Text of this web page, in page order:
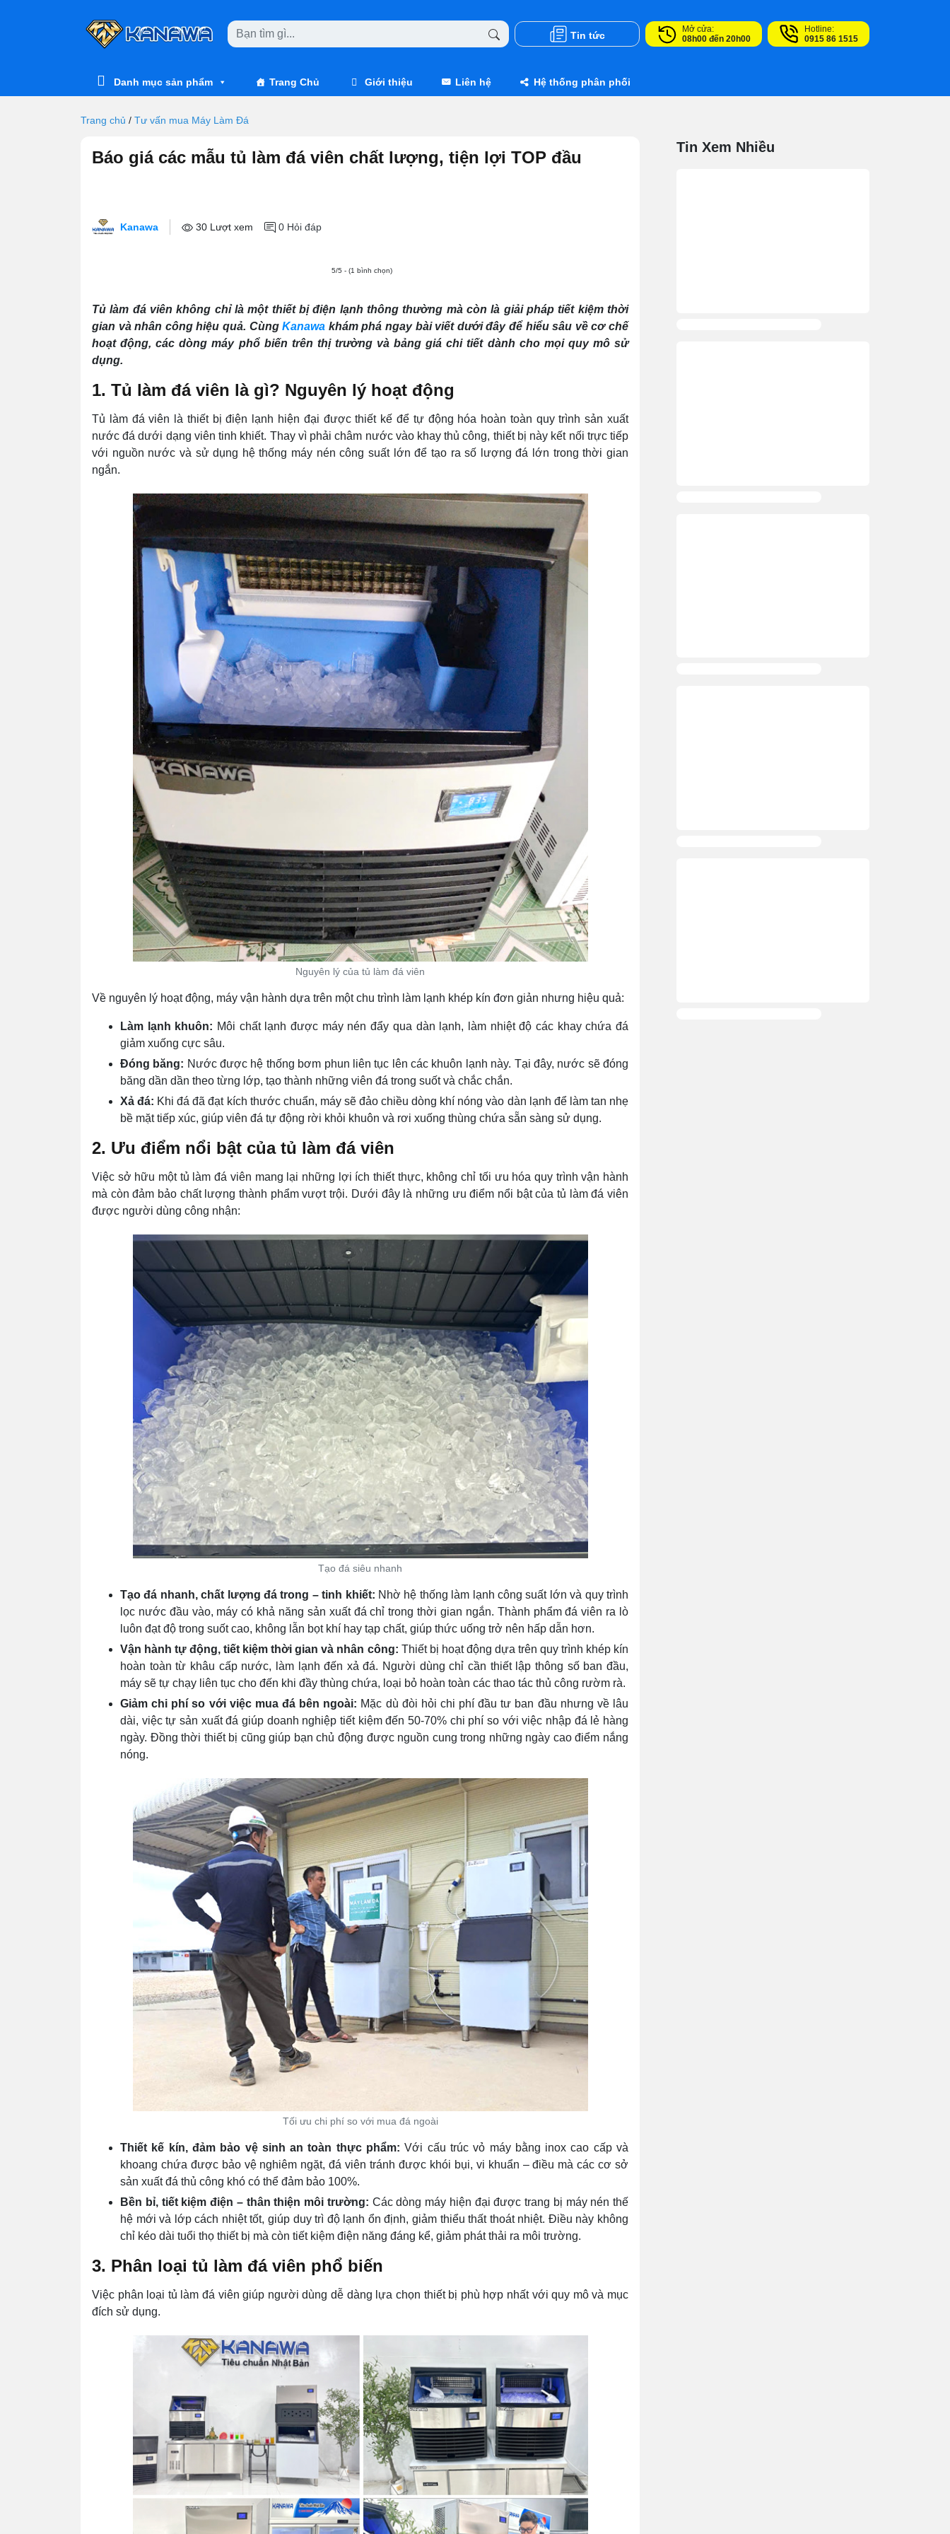
Tin tức
Mở cửa:
08h00 đến 20h00
Hotline:
0915 86 1515
Danh mục sản phẩm Trang Chủ Giới thiệu Liên hệ Hệ thống phân phối
Trang chủ / Tư vấn mua Máy Làm Đá
Báo giá các mẫu tủ làm đá viên chất lượng, tiện lợi TOP đầu
Kanawa 30 Lượt xem 0 Hỏi đáp
5/5 - (1 bình chọn)
Tủ làm đá viên không chỉ là một thiết bị điện lạnh thông thường mà còn là giải pháp tiết kiệm thời
gian và nhân công hiệu quả. CùngKanawa khám phá ngay bài viết dưới đây để hiểu sâu về cơ chế
hoạt động, các dòng máy phổ biến trên thị trường và bảng giá chi tiết dành cho mọi quy mô sử
dụng.
1. Tủ làm đá viên là gì? Nguyên lý hoạt động
Tủ làm đá viên là thiết bị điện lạnh hiện đại được thiết kế để tự động hóa hoàn toàn quy trình sản xuất
nước đá dưới dạng viên tinh khiết. Thay vì phải châm nước vào khay thủ công, thiết bị này kết nối trực tiếp
với nguồn nước và sử dụng hệ thống máy nén công suất lớn để tạo ra số lượng đá lớn trong thời gian
ngắn.
Nguyên lý của tủ làm đá viên
Về nguyên lý hoạt động, máy vận hành dựa trên một chu trình làm lạnh khép kín đơn giản nhưng hiệu quả:
Làm lạnh khuôn: Môi chất lạnh được máy nén đẩy qua dàn lạnh, làm nhiệt độ các khay chứa đá
giảm xuống cực sâu.
Đóng băng: Nước được hệ thống bơm phun liên tục lên các khuôn lạnh này. Tại đây, nước sẽ đóng
băng dần dần theo từng lớp, tạo thành những viên đá trong suốt và chắc chắn.
Xả đá: Khi đá đã đạt kích thước chuẩn, máy sẽ đảo chiều dòng khí nóng vào dàn lạnh để làm tan nhẹ
bề mặt tiếp xúc, giúp viên đá tự động rời khỏi khuôn và rơi xuống thùng chứa sẵn sàng sử dụng.
2. Ưu điểm nổi bật của tủ làm đá viên
Việc sở hữu một tủ làm đá viên mang lại những lợi ích thiết thực, không chỉ tối ưu hóa quy trình vận hành
mà còn đảm bảo chất lượng thành phẩm vượt trội. Dưới đây là những ưu điểm nổi bật của tủ làm đá viên
được người dùng công nhận:
Tạo đá siêu nhanh
Tạo đá nhanh, chất lượng đá trong – tinh khiết: Nhờ hệ thống làm lạnh công suất lớn và quy trình
lọc nước đầu vào, máy có khả năng sản xuất đá chỉ trong thời gian ngắn. Thành phẩm đá viên ra lò
luôn đạt độ trong suốt cao, không lẫn bọt khí hay tạp chất, giúp thức uống trở nên hấp dẫn hơn.
Vận hành tự động, tiết kiệm thời gian và nhân công: Thiết bị hoạt động dựa trên quy trình khép kín
hoàn toàn từ khâu cấp nước, làm lạnh đến xả đá. Người dùng chỉ cần thiết lập thông số ban đầu,
máy sẽ tự chạy liên tục cho đến khi đầy thùng chứa, loại bỏ hoàn toàn các thao tác thủ công rườm rà.
Giảm chi phí so với việc mua đá bên ngoài: Mặc dù đòi hỏi chi phí đầu tư ban đầu nhưng về lâu
dài, việc tự sản xuất đá giúp doanh nghiệp tiết kiệm đến 50-70% chi phí so với việc nhập đá lẻ hàng
ngày. Đồng thời thiết bị cũng giúp bạn chủ động được nguồn cung trong những ngày cao điểm nắng
nóng.
Tối ưu chi phí so với mua đá ngoài
Thiết kế kín, đảm bảo vệ sinh an toàn thực phẩm:Với cấu trúc vỏ máy bằng inox cao cấp và
khoang chứa được bảo vệ nghiêm ngặt, đá viên tránh được khói bụi, vi khuẩn – điều mà các cơ sở
sản xuất đá thủ công khó có thể đảm bảo 100%.
Bền bỉ, tiết kiệm điện – thân thiện môi trường: Các dòng máy hiện đại được trang bị máy nén thế
hệ mới và lớp cách nhiệt tốt, giúp duy trì độ lạnh ổn định, giảm thiểu thất thoát nhiệt. Điều này không
chỉ kéo dài tuổi thọ thiết bị mà còn tiết kiệm điện năng đáng kể, giảm phát thải ra môi trường.
3. Phân loại tủ làm đá viên phổ biến
Việc phân loại tủ làm đá viên giúp người dùng dễ dàng lựa chọn thiết bị phù hợp nhất với quy mô và mục
đích sử dụng.
Tin Xem Nhiều